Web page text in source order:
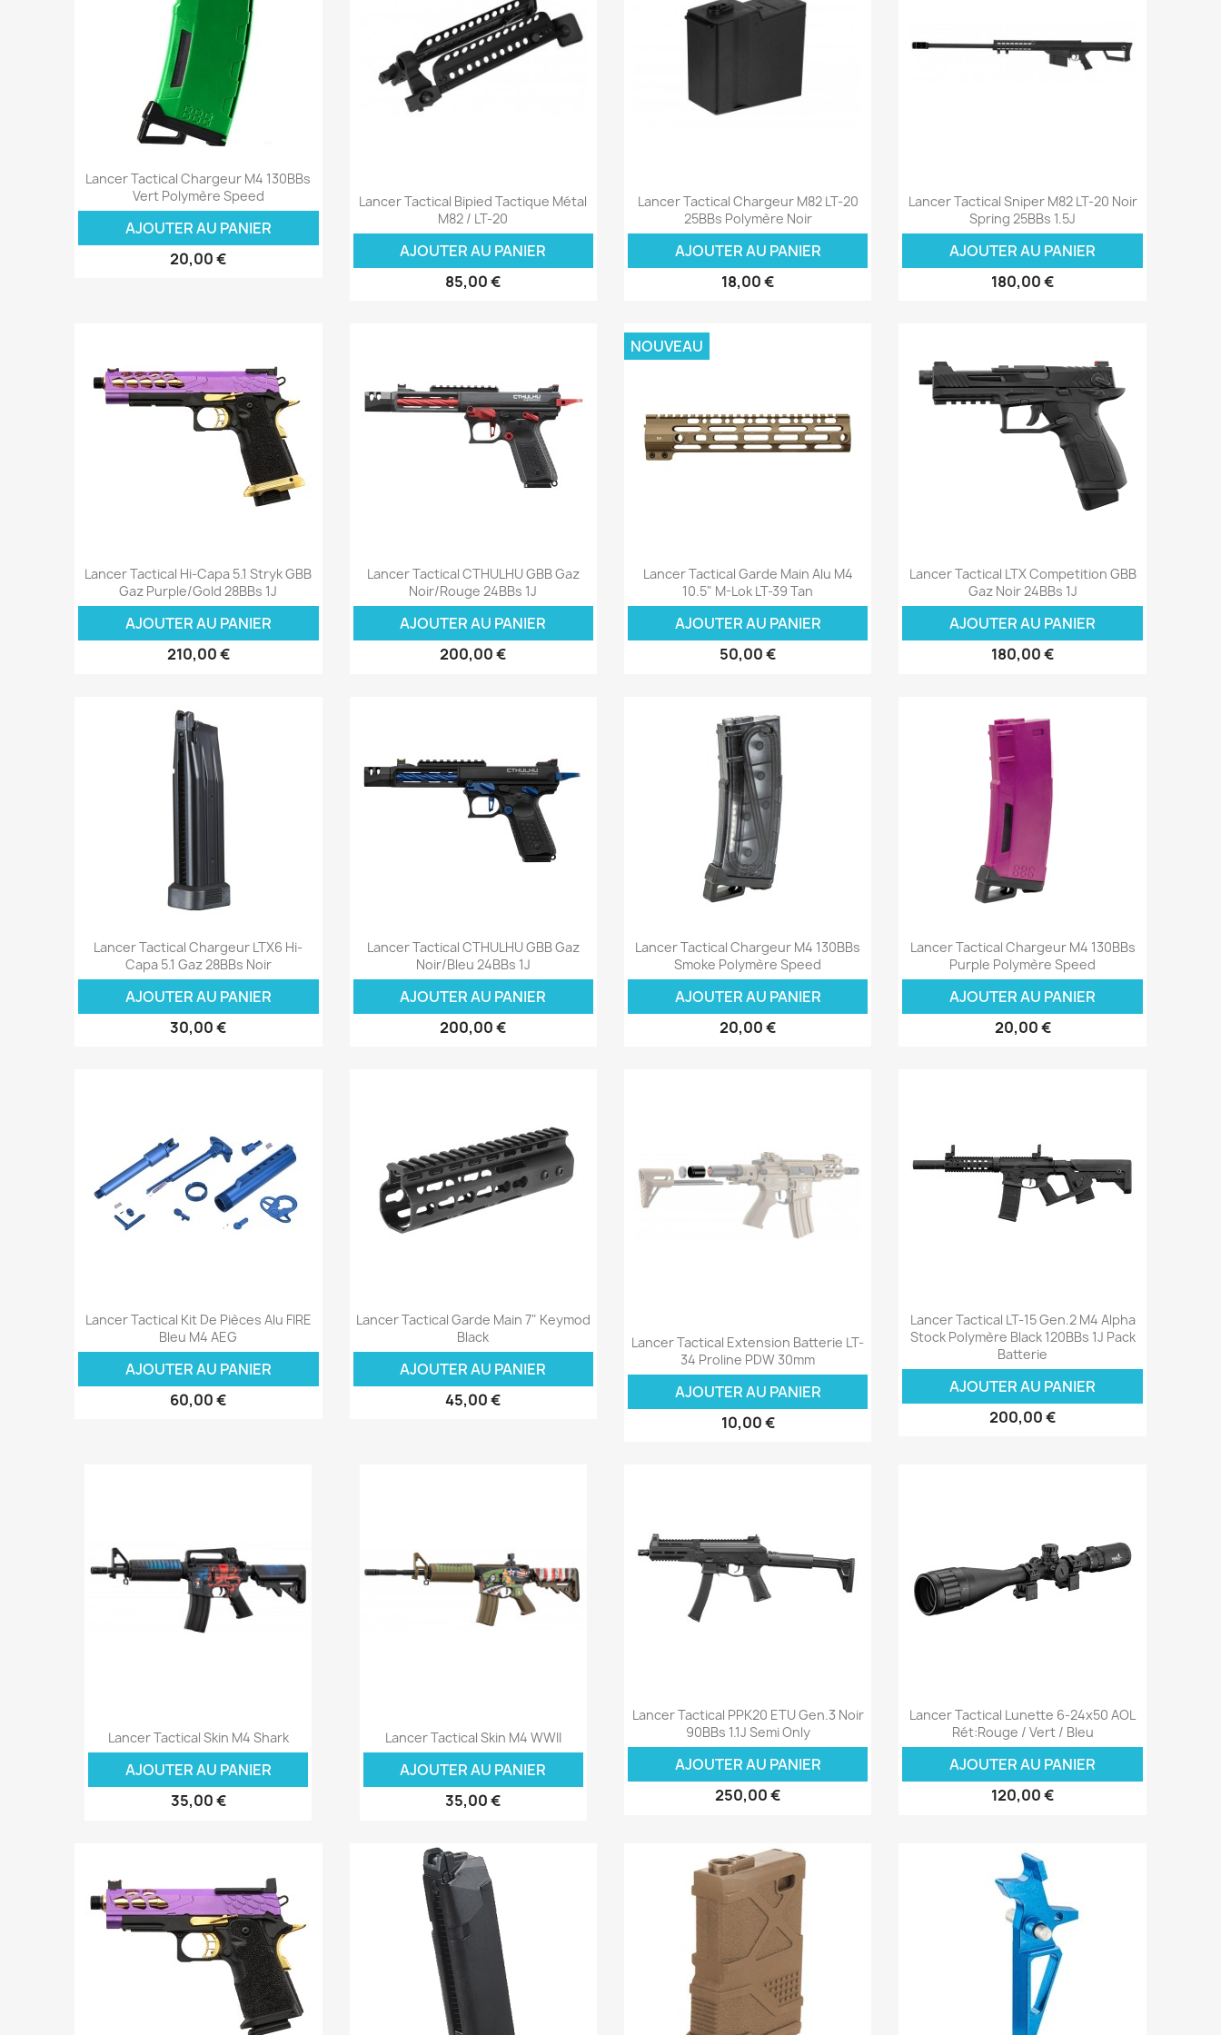
Aperçu rapide
Lancer Tactical Chargeur M4 130BBs
Vert Polymère Speed
AJOUTER AU PANIER
20,00 €
Aperçu rapide
Lancer Tactical Bipied Tactique Métal
M82 / LT-20
AJOUTER AU PANIER
85,00 €
Aperçu rapide
Lancer Tactical Chargeur M82 LT-20
25BBs Polymère Noir
AJOUTER AU PANIER
18,00 €
Aperçu rapide
Lancer Tactical Sniper M82 LT-20 Noir
Spring 25BBs 1.5J
AJOUTER AU PANIER
180,00 €
Aperçu rapide
Lancer Tactical Hi-Capa 5.1 Stryk GBB
Gaz Purple/Gold 28BBs 1J
AJOUTER AU PANIER
210,00 €
Aperçu rapide
Lancer Tactical CTHULHU GBB Gaz
Noir/Rouge 24BBs 1J
AJOUTER AU PANIER
200,00 €
Aperçu rapide
Lancer Tactical Garde Main Alu M4
10.5" M-Lok LT-39 Tan
AJOUTER AU PANIER
50,00 €
NOUVEAU
Aperçu rapide
Lancer Tactical LTX Competition GBB
Gaz Noir 24BBs 1J
AJOUTER AU PANIER
180,00 €
Aperçu rapide
Lancer Tactical Chargeur LTX6 Hi-
Capa 5.1 Gaz 28BBs Noir
AJOUTER AU PANIER
30,00 €
Aperçu rapide
Lancer Tactical CTHULHU GBB Gaz
Noir/Bleu 24BBs 1J
AJOUTER AU PANIER
200,00 €
Aperçu rapide
Lancer Tactical Chargeur M4 130BBs
Smoke Polymère Speed
AJOUTER AU PANIER
20,00 €
Aperçu rapide
Lancer Tactical Chargeur M4 130BBs
Purple Polymère Speed
AJOUTER AU PANIER
20,00 €
Aperçu rapide
Lancer Tactical Kit De Pièces Alu FIRE
Bleu M4 AEG
AJOUTER AU PANIER
60,00 €
Aperçu rapide
Lancer Tactical Garde Main 7" Keymod
Black
AJOUTER AU PANIER
45,00 €
Aperçu rapide
Lancer Tactical Extension Batterie LT-
34 Proline PDW 30mm
AJOUTER AU PANIER
10,00 €
Aperçu rapide
Lancer Tactical LT-15 Gen.2 M4 Alpha
Stock Polymère Black 120BBs 1J Pack
Batterie
AJOUTER AU PANIER
200,00 €
Aperçu rapide
Lancer Tactical Skin M4 Shark
AJOUTER AU PANIER
35,00 €
Aperçu rapide
Lancer Tactical Skin M4 WWII
AJOUTER AU PANIER
35,00 €
Aperçu rapide
Lancer Tactical PPK20 ETU Gen.3 Noir
90BBs 1.1J Semi Only
AJOUTER AU PANIER
250,00 €
Aperçu rapide
Lancer Tactical Lunette 6-24x50 AOL
Rét:Rouge / Vert / Bleu
AJOUTER AU PANIER
120,00 €